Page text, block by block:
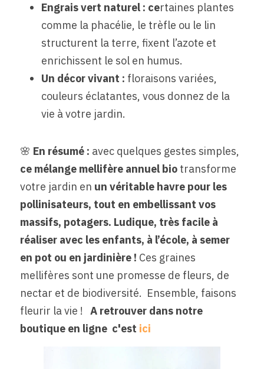
Engrais vert naturel : certaines plantes
comme la phacélie, le trèfle ou le lin
structurent la terre, fixent l’azote et
enrichissent le sol en humus.
Un décor vivant : floraisons variées,
couleurs éclatantes, vous donnez de la
vie à votre jardin.
🌸 En résumé : avec quelques gestes simples,
ce mélange mellifère annuel bio transforme
votre jardin en un véritable havre pour les
pollinisateurs, tout en embellissant vos
massifs, potagers. Ludique, très facile à
réaliser avec les enfants, à l’école, à semer
en pot ou en jardinière ! Ces graines
mellifères sont une promesse de fleurs, de
nectar et de biodiversité.  Ensemble, faisons
fleurir la vie !
  A retrouver dans notre
boutique en ligne  c'est ici